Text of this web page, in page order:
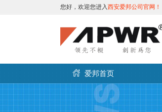
您好，欢迎您进入西安爱邦公司官网！
爱邦首页